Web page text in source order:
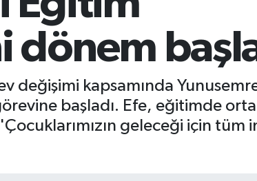
BİST100
kapsamında
başladı. Efe, eğitimde
geleceği için tüm